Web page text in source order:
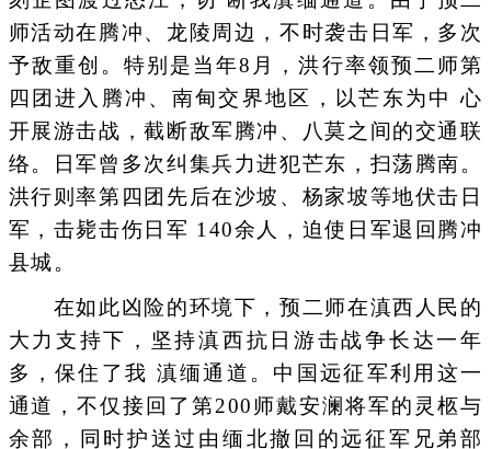
师活动在腾冲、龙陵周边，不时袭击日军，多次
予敌重创。特别是当年8月，洪行率领预二师第
四团进入腾冲、南甸交界地区，以芒东为中 心
开展游击战，截断敌军腾冲、八莫之间的交通联
络。日军曾多次纠集兵力进犯芒东，扫荡腾南。
洪行则率第四团先后在沙坡、杨家坡等地伏击日
军，击毙击伤日军 140余人，迫使日军退回腾冲
县城。
在如此凶险的环境下，预二师在滇西人民的
大力支持下，坚持滇西抗日游击战争长达一年
多，保住了我 滇缅通道。中国远征军利用这一
通道，不仅接回了第200师戴安澜将军的灵柩与
余部，同时护送过由缅北撤回的远征军兄弟部